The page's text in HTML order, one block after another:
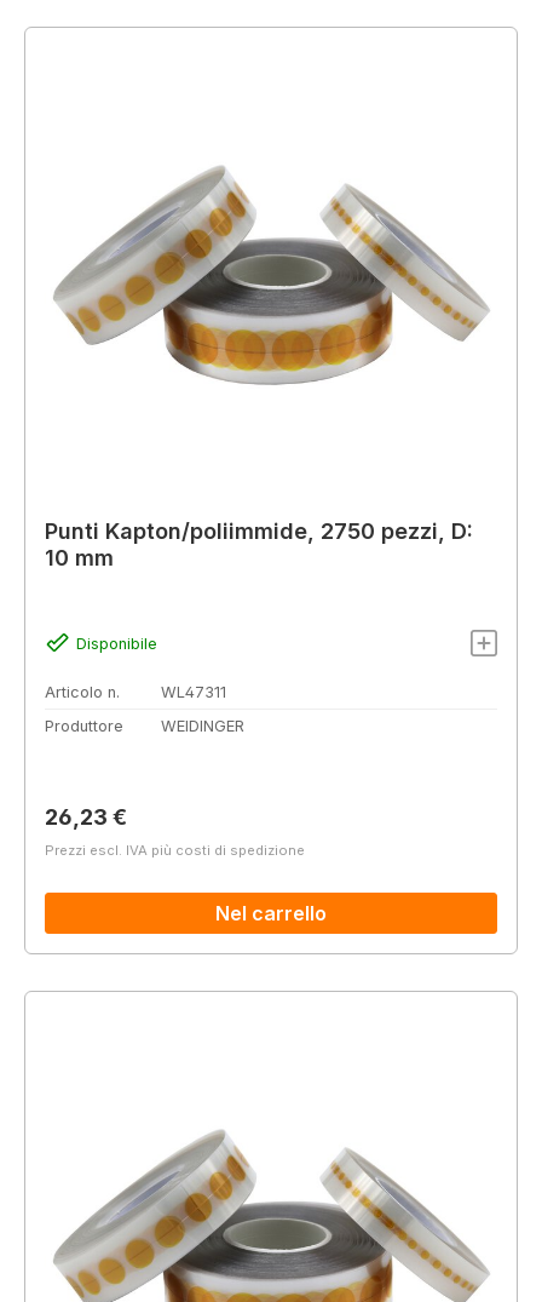
Punti Kapton/poliimmide, 2750 pezzi, D:
10 mm
Disponibile
Articolo n.
WL47311
Produttore
WEIDINGER
Prezzo normale:
26,23 €
Prezzi escl. IVA più costi di spedizione
Nel carrello